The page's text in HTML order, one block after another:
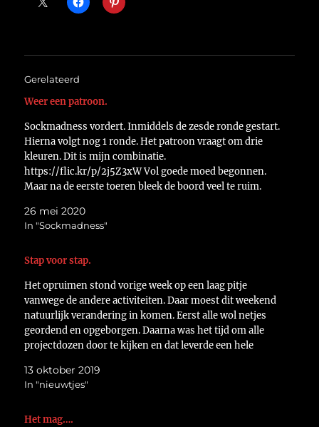
Gerelateerd
Weer een patroon.
Sockmadness vordert. Inmiddels de zesde ronde gestart.
Hierna volgt nog 1 ronde. Het patroon vraagt om drie
kleuren. Dit is mijn combinatie.
https://flic.kr/p/2j5Z3xW Vol goede moed begonnen.
Maar na de eerste toeren bleek de boord veel te ruim.
en nu met hetzelfde aantal steken,…
26 mei 2020
In "Sockmadness"
Stap voor stap.
Het opruimen stond vorige week op een laag pitje
vanwege de andere activiteiten. Daar moest dit weekend
natuurlijk verandering in komen. Eerst alle wol netjes
geordend en opgeborgen. Daarna was het tijd om alle
projectdozen door te kijken en dat leverde een hele
te…
13 oktober 2019
In "nieuwtjes"
Het mag….